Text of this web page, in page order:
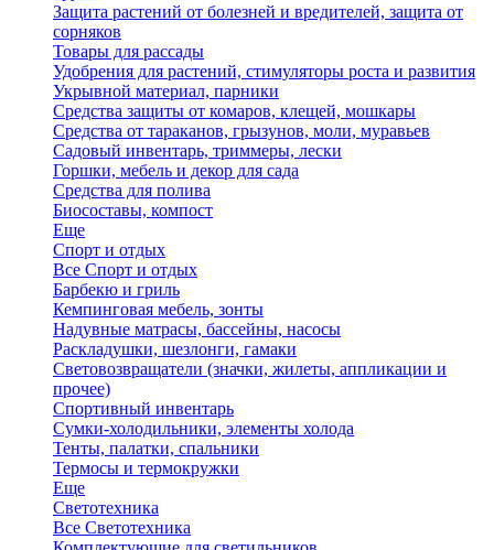
Защита растений от болезней и вредителей, защита от
сорняков
Товары для рассады
Удобрения для растений, стимуляторы роста и развития
Укрывной материал, парники
Средства защиты от комаров, клещей, мошкары
Средства от тараканов, грызунов, моли, муравьев
Садовый инвентарь, триммеры, лески
Горшки, мебель и декор для сада
Средства для полива
Биосоставы, компост
Еще
Спорт и отдых
Все Спорт и отдых
Барбекю и гриль
Кемпинговая мебель, зонты
Надувные матрасы, бассейны, насосы
Раскладушки, шезлонги, гамаки
Световозвращатели (значки, жилеты, аппликации и
прочее)
Спортивный инвентарь
Сумки-холодильники, элементы холода
Тенты, палатки, спальники
Термосы и термокружки
Еще
Светотехника
Все Светотехника